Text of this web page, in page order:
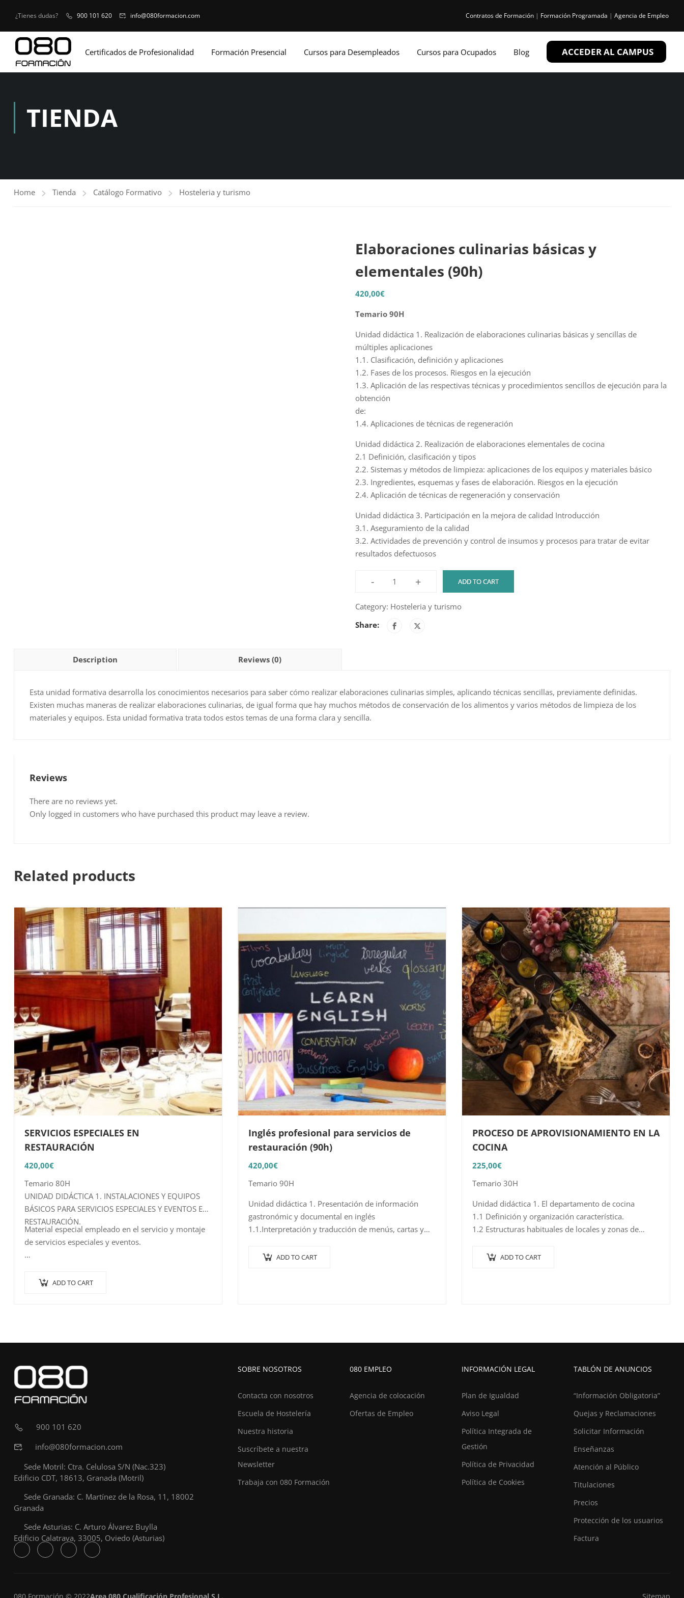
¿Tienes dudas? 900 101 620 info@080formacion.com Contratos de Formación | Formación Programada | Agencia de Empleo
Certificados de Profesionalidad Formación Presencial Cursos para Desempleados Cursos para Ocupados Blog ACCEDER AL CAMPUS
TIENDA
Home Tienda Catálogo Formativo Hosteleria y turismo
Elaboraciones culinarias básicas y
elementales (90h)
420,00€
Temario 90H
Unidad didáctica 1. Realización de elaboraciones culinarias básicas y sencillas de
múltiples aplicaciones
1.1. Clasificación, definición y aplicaciones
1.2. Fases de los procesos. Riesgos en la ejecución
1.3. Aplicación de las respectivas técnicas y procedimientos sencillos de ejecución para la
obtención
de:
1.4. Aplicaciones de técnicas de regeneración
Unidad didáctica 2. Realización de elaboraciones elementales de cocina
2.1 Definición, clasificación y tipos
2.2. Sistemas y métodos de limpieza: aplicaciones de los equipos y materiales básico
2.3. Ingredientes, esquemas y fases de elaboración. Riesgos en la ejecución
2.4. Aplicación de técnicas de regeneración y conservación
Unidad didáctica 3. Participación en la mejora de calidad Introducción
3.1. Aseguramiento de la calidad
3.2. Actividades de prevención y control de insumos y procesos para tratar de evitar
resultados defectuosos
-
Elaboraciones
básicas
y
+ ADD TO CART
Category: Hosteleria y turismo
Share:
Description Reviews (0)
Esta unidad formativa desarrolla los conocimientos necesarios para saber cómo realizar elaboraciones culinarias simples, aplicando técnicas sencillas, previamente definidas.
Existen muchas maneras de realizar elaboraciones culinarias, de igual forma que hay muchos métodos de conservación de los alimentos y varios métodos de limpieza de los
materiales y equipos. Esta unidad formativa trata todos estos temas de una forma clara y sencilla.
Reviews
There are no reviews yet.
Only logged in customers who have purchased this product may leave a review.
Related products
SERVICIOS ESPECIALES EN
RESTAURACIÓN
420,00€
Temario 80H
UNIDAD DIDÁCTICA 1. INSTALACIONES Y EQUIPOS
BÁSICOS PARA SERVICIOS ESPECIALES Y EVENTOS EN
RESTAURACIÓN.
Material especial empleado en el servicio y montaje
de servicios especiales y eventos.
…
ADD TO CART
Inglés profesional para servicios de
restauración (90h)
420,00€
Temario 90H
Unidad didáctica 1. Presentación de información
gastronómic y documental en inglés
1.1.Interpretación y traducción de menús, cartas y
1.2. Elaboración de listas distribución de comensales
ADD TO CART
PROCESO DE APROVISIONAMIENTO EN LA
COCINA
225,00€
Temario 30H
Unidad didáctica 1. El departamento de cocina
1.1 Definición y organización característica.
1.2 Estructuras habituales de locales y zonas de
1.3 Especificidades en la restauración colectiva.
ADD TO CART
900 101 620
info@080formacion.com
Sede Motril: Ctra. Celulosa S/N (Nac.323)
Edificio CDT, 18613, Granada (Motril)
Sede Granada: C. Martínez de la Rosa, 11, 18002
Granada
Sede Asturias: C. Arturo Álvarez Buylla
Edificio Calatrava, 33005, Oviedo (Asturias)
SOBRE NOSOTROS
Contacta con nosotros
Escuela de Hostelería
Nuestra historia
Suscríbete a nuestra
Newsletter
Trabaja con 080 Formación
080 EMPLEO
Agencia de colocación
Ofertas de Empleo
INFORMACIÓN LEGAL
Plan de Igualdad
Aviso Legal
Política Integrada de
Gestión
Política de Privacidad
Política de Cookies
TABLÓN DE ANUNCIOS
“Información Obligatoria”
Quejas y Reclamaciones
Solicitar Información
Enseñanzas
Atención al Público
Titulaciones
Precios
Protección de los usuarios
Factura